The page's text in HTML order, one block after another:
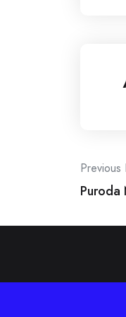
Previous
Puroda